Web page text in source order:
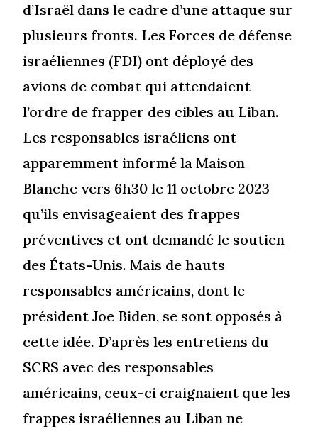
d’Israël dans le cadre d’une attaque sur
plusieurs fronts. Les Forces de défense
israéliennes (FDI) ont déployé des
avions de combat qui attendaient
l’ordre de frapper des cibles au Liban.
Les responsables israéliens ont
apparemment informé la Maison
Blanche vers 6h30 le 11 octobre 2023
qu’ils envisageaient des frappes
préventives et ont demandé le soutien
des États-Unis. Mais de hauts
responsables américains, dont le
président Joe Biden, se sont opposés à
cette idée. D’après les entretiens du
SCRS avec des responsables
américains, ceux-ci craignaient que les
frappes israéliennes au Liban ne